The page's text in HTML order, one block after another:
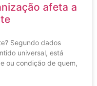
afeta a
Segundo dados
universal, está
ou condição de quem,